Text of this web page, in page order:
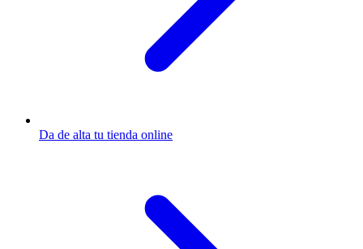
Da de alta tu tienda online